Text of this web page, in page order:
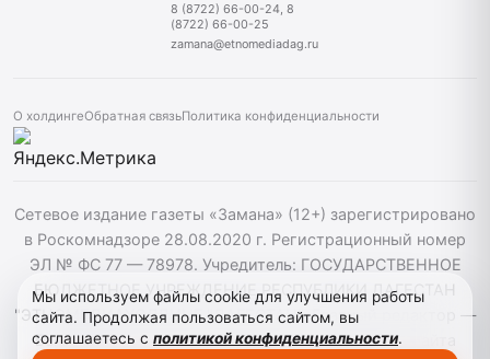
8 (8722) 66-00-24, 8
(8722) 66-00-25
zamana@etnomediadag.ru
О холдингеОбратная связьПолитика конфиденциальности
Сетевое издание газеты «Замана» (12+) зарегистрировано
в Роскомнадзоре 28.08.2020 г. Регистрационный номер
ЭЛ № ФС 77 — 78978. Учредитель: ГОСУДАРСТВЕННОЕ
БЮДЖЕТНОЕ УЧРЕЖДЕНИЕ РЕСПУБЛИКИ ДАГЕСТАН
"ЭТНОМЕДИАХОЛДИНГ "ДАГЕСТАН". Главный редактор —
Багомедов Р.Р. При использовании материалов сайта
Мы используем файлы cookie для улучшения работы
сайта. Продолжая пользоваться сайтом, вы
соглашаетесь с политикой конфиденциальности.